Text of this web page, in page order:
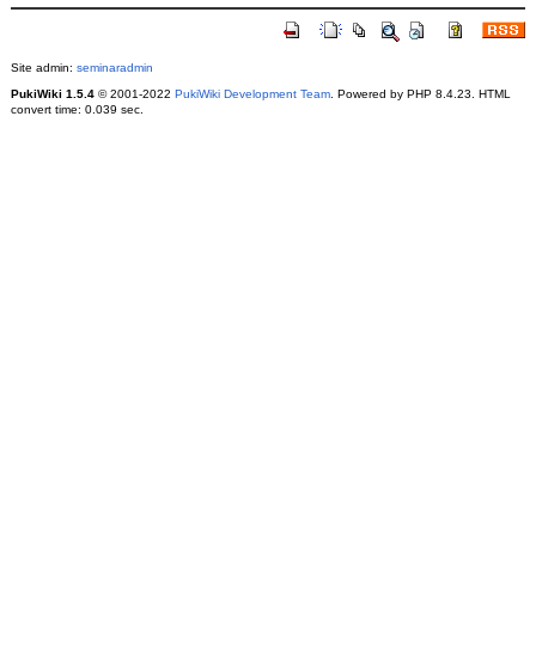
Site admin: seminaradmin
PukiWiki 1.5.4© 2001-2022 PukiWiki Development Team. Powered by PHP 8.4.23. HTML
convert time: 0.039 sec.